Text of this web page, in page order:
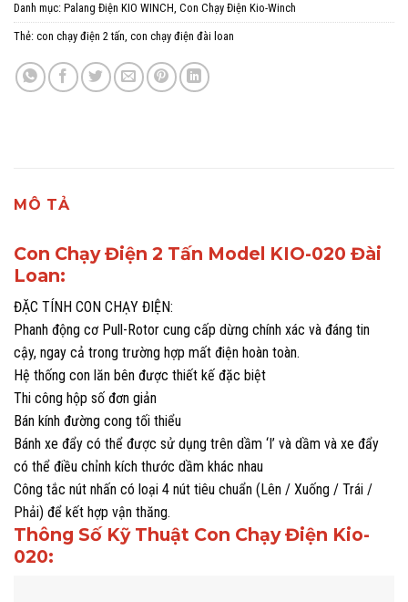
Danh mục: Palang Điện KIO WINCH, Con Chạy Điện Kio-Winch
Thẻ: con chạy điện 2 tấn, con chạy điện đài loan
MÔ TẢ
Con Chạy Điện 2 Tấn Model KIO-020 Đài
Loan:
ĐẶC TÍNH CON CHẠY ĐIỆN:
Phanh động cơ Pull-Rotor cung cấp dừng chính xác và đáng tin
cậy, ngay cả trong trường hợp mất điện hoàn toàn.
Hệ thống con lăn bên được thiết kế đặc biệt
Thi công hộp số đơn giản
Bán kính đường cong tối thiểu
Bánh xe đẩy có thể được sử dụng trên dầm ‘I’ và dầm và xe đẩy
có thể điều chỉnh kích thước dầm khác nhau
Công tắc nút nhấn có loại 4 nút tiêu chuẩn (Lên / Xuống / Trái /
Phải) để kết hợp vận thăng.
Thông Số Kỹ Thuật Con Chạy Điện Kio-
020: